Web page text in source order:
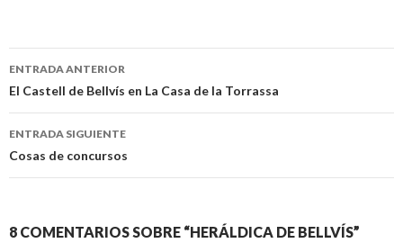
Navegación
de
entradas
ENTRADA ANTERIOR
El Castell de Bellvís en La Casa de la Torrassa
ENTRADA SIGUIENTE
Cosas de concursos
8 COMENTARIOS SOBRE “HERÁLDICA DE BELLVÍS”